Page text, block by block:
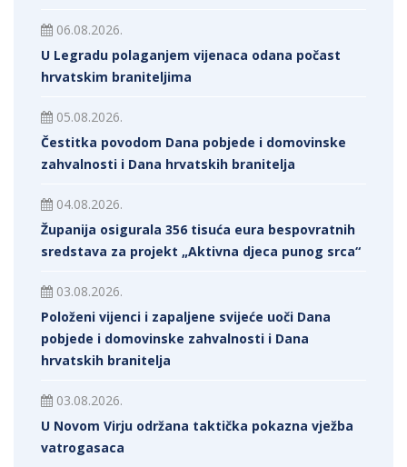
06.08.2026.
U Legradu polaganjem vijenaca odana počast
hrvatskim braniteljima
05.08.2026.
Čestitka povodom Dana pobjede i domovinske
zahvalnosti i Dana hrvatskih branitelja
04.08.2026.
Županija osigurala 356 tisuća eura bespovratnih
sredstava za projekt „Aktivna djeca punog srca“
03.08.2026.
Položeni vijenci i zapaljene svijeće uoči Dana
pobjede i domovinske zahvalnosti i Dana
hrvatskih branitelja
03.08.2026.
U Novom Virju održana taktička pokazna vježba
vatrogasaca